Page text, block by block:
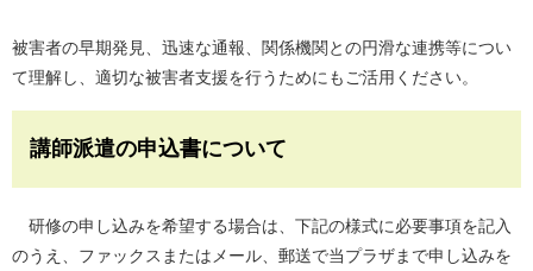
被害者の早期発見、迅速な通報、関係機関との円滑な連携等につい
て理解し、適切な被害者支援を行うためにもご活用ください。
講師派遣の申込書について
研修の申し込みを希望する場合は、下記の様式に必要事項を記入
のうえ、ファックスまたはメール、郵送で当プラザまで申し込みを